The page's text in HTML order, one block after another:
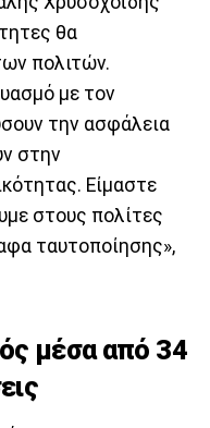
θα
πολιτών.
με τον
την ασφάλεια
στην
Είμαστε
στους πολίτες
ταυτοποίησης»,
μέσα από 34